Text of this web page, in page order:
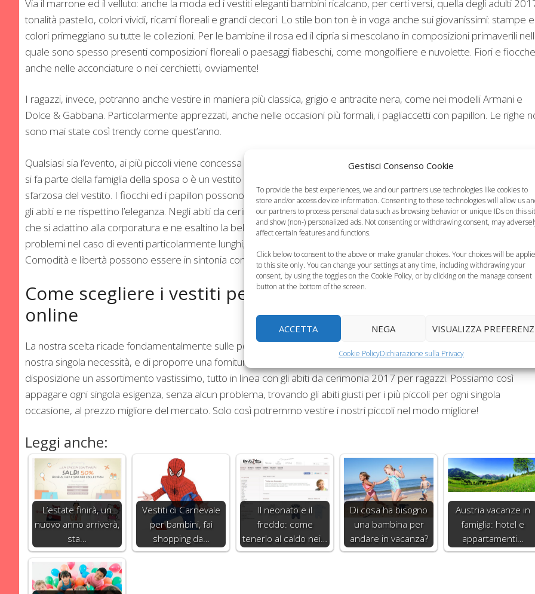
Gestisci Consenso Cookie
To provide the best experiences, we and our partners use technologies like cookies to
store and/or access device information. Consenting to these technologies will allow us
our partners to process personal data such as browsing behavior or unique IDs on this
and show (non-) personalized ads. Not consenting or withdrawing consent, may
affect certain features and functions.
Click below to consent to the above or make granular choices. Your choices will be
to this site only. You can change your settings at any time, including withdrawing your
consent, by using the toggles on the Cookie Policy, or by clicking on the manage consent
button at the bottom of the screen.
ACCETTA NEGA VISUALIZZA
Cookie PolicyDichiarazione sulla Privacy
Via il marrone ed il velluto: anche la moda ed i vestiti eleganti bambini ricalcano, per certi versi, quella degli adulti
tonalità pastello, colori vividi, ricami floreali e grandi decori. Lo stile bon ton è in voga anche sui giovanissimi: stampe e
colori primeggiano su tutte le collezioni. Per le bambine il rosa ed il cipria si mescolano in composizioni primaverili
quale sono spesso presenti composizioni floreali o paesaggi fiabeschi, come mongolfiere e nuvolette. Fiori e
anche nelle acconciature o nei cerchietti, ovviamente!
I ragazzi, invece, potranno anche vestire in maniera più classica, grigio e antracite nera, come nei modelli Armani e
Dolce & Gabbana. Particolarmente apprezzati, anche nelle occasioni più formali, i pagliaccetti con papillon. Le righe
sono mai state così trendy come quest’anno.
Qualsiasi sia l’evento, ai più piccoli viene concessa ampia libertà di scelta: anche se si è particolarmente in vista,
si fa parte della famiglia della sposa o è un vestito per la propria comunione, si potrà dare spazio e libertà
sfarzosa del vestito. I fiocchi ed i papillon possono anche essere grandi o molto colorati, a patto che siano in tinta
gli abiti e ne rispettino l’eleganza. Negli abiti da cerimonia bambini è comunque importante scegliere non soltanto
che si adattino alla corporatura e ne esaltino la bellezza, ma che siano particolarmente comodi, e magari non creino
problemi nel caso di eventi particolarmente lunghi, anche se ci si trovi a fronteggiare qualche giornata di caldo torrido.
Comodità e libertà possono essere in sintonia con l’eleganza, l’importante è ovviamente…scegliere bene.
Come scegliere i vestiti per bambini: abbigliamento bambini
online
La nostra scelta ricade fondamentalmente sulle possibilità offerte dal web, in grado di esaudire più facilmente ogni
nostra singola necessità, e di proporre una fornitura più vasta e completa. SuFantaztico.comè possibile avere a
disposizione un assortimento vastissimo, tutto in linea con gli abiti da cerimonia 2017 per ragazzi. Possiamo così
appagare ogni singola esigenza, senza alcun problema, trovando gli abiti giusti per i più piccoli per ogni singola
occasione, al prezzo migliore del mercato. Solo così potremmo vestire i nostri piccoli nel modo migliore!
Leggi anche:
L’estate finirà, un
nuovo anno arriverà,
sta…
Vestiti di Carnevale
per bambini, fai
shopping da…
Il neonato e il
freddo: come
tenerlo al caldo nei…
Di cosa ha bisogno
una bambina per
andare in vacanza?
Austria vacanze in
famiglia: hotel e
appartamenti…